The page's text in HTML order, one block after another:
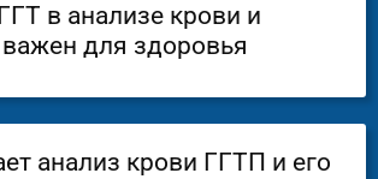
в анализе крови и
для здоровья
анализ крови ГГТП и его